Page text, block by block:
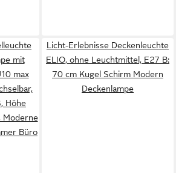
mit
max
Höhe
Moderne
Büro
Licht-Erlebnisse Deckenleuchte
ELIO, ohne Leuchtmittel, E27 B:
70 cm Kugel Schirm Modern
Deckenlampe